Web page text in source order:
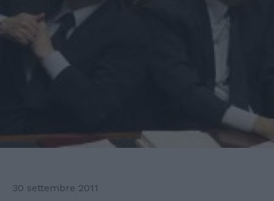
30 settembre 2011